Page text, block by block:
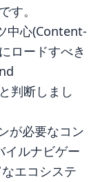
す。
中心(Content-
ロードすべき
判断しまし
が必要なコン
イルナビゲー
エコシステ